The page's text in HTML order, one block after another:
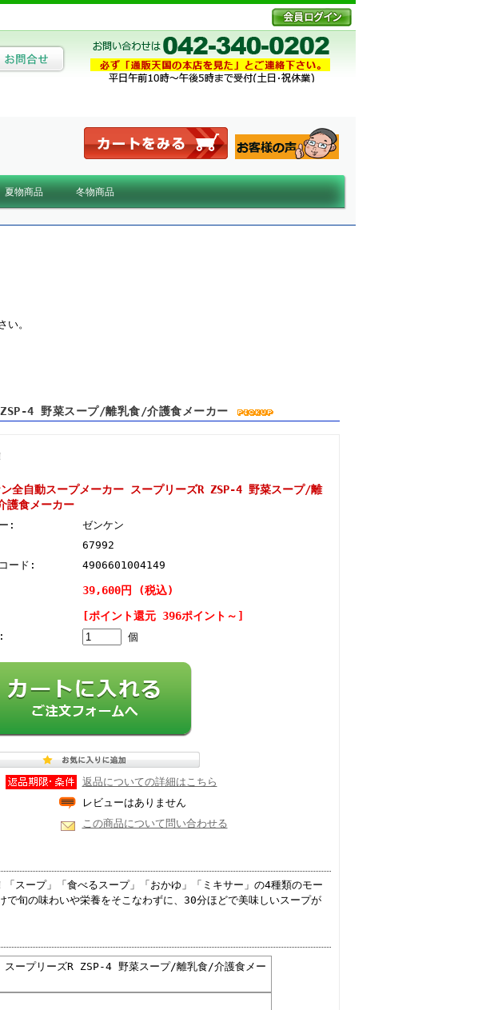
夏物商品 冬物商品
。
4 野菜スープ/離乳食/介護食メーカー
全自動スープメーカー スープリーズR ZSP-4 野菜スープ/離
護食メーカー
:
ゼンケン
67992
ード:
4906601004149
39,600円 (税込)
[ポイント還元 396ポイント～]
個
返品についての詳細はこちら
レビューはありません
この商品について問い合わせる
スープ」「食べるスープ」「おかゆ」「ミキサー」の4種類のモー
で旬の味わいや栄養をそこなわずに、30分ほどで美味しいスープが
スープリーズR ZSP-4 野菜スープ/離乳食/介護食メー